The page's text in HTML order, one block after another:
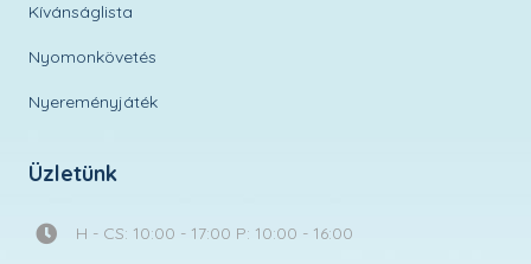
Kívánságlista
Nyomonkövetés
Nyereményjáték
Üzletünk
H - CS: 10:00 - 17:00 P: 10:00 - 16:00